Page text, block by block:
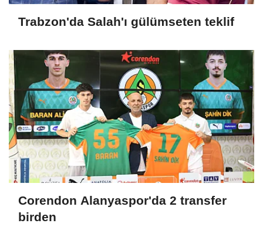
Trabzon'da Salah'ı gülümseten teklif
Corendon Alanyaspor'da 2 transfer
birden